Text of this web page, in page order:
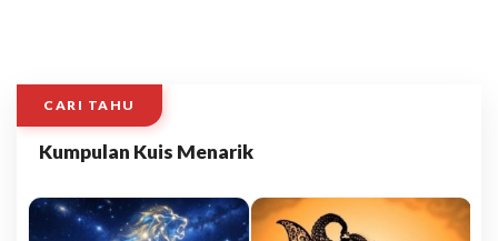
CARI TAHU
Kumpulan Kuis Menarik